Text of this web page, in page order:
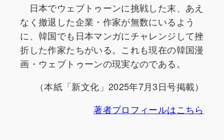
日本でウェブトゥーンに挑戦した末、あえ
なく撤退した企業・作家が無数にいるよう
に、韓国でも日本マンガにチャレンジして挫
折した作家たちがいる。これも現在の韓国漫
画・ウェブトゥーンの現実なのである。
（本紙「新文化」2025年7月3日号掲載）
著者プロフィールはこちら